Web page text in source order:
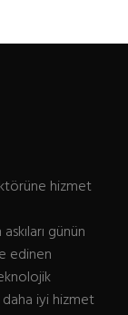
hizmet
günün
edinen
iyi hizmet